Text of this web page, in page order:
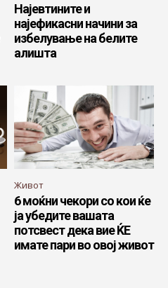
Најевтините и
најефикасни начини за
избелување на белите
алишта
Живот
6 моќни чекори со кои ќе
ја убедите вашата
потсвест дека вие ЌЕ
имате пари во овој живот